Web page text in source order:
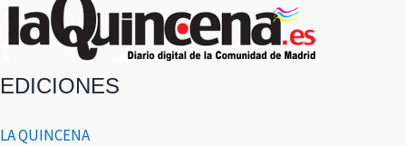
EDICIONES
LA QUINCENA